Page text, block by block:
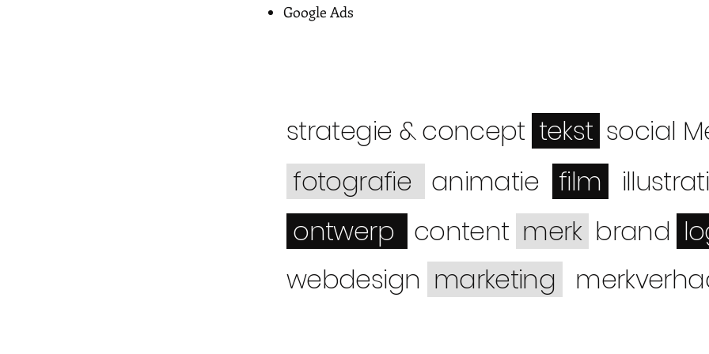
Google Ads
strategie & concept tekst social
fotografie animatie film
ontwerp content merk brand
webdesign marketing